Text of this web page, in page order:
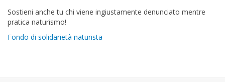
Sostieni anche tu chi viene ingiustamente denunciato mentre
pratica naturismo!
Fondo di solidarietà naturista